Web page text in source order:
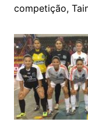
competição,